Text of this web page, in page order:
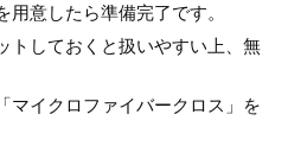
意したら準備完了です。
トしておくと扱いやすい上、無
マイクロファイバークロス」を